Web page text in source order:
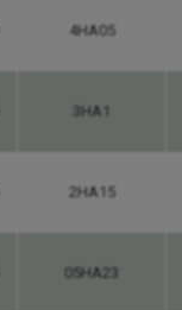
4HA05
3HA1
2HA15
05HA23